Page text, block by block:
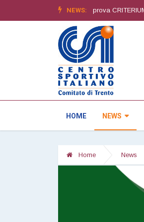
NEWS:
Orienteering4^ prova CRITERIUM CSI
HOME NEWS
Home News